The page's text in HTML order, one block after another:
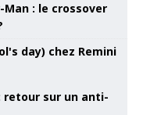
Man : le crossover
retour sur un anti-